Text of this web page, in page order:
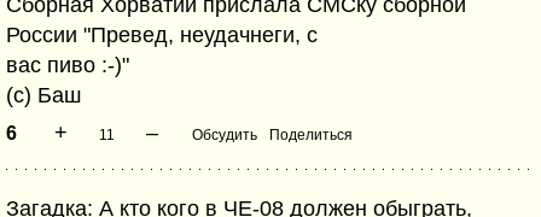
Сборная Хорватии прислала СМСку сборной
России "Превед, неудачнеги, с
вас пиво :-)"
(c) Баш
6 + 11 – Обсудить Поделиться
Загадка: А кто кого в ЧЕ-08 должен обыграть,